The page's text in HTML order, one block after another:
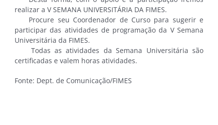
realizar a V SEMANA UNIVERSITÁRIA DA FIMES.
Procure seu Coordenador de Curso para sugerir e
participar das atividades de programação da V Semana
Universitária da FIMES.
Todas as atividades da Semana Universitária são
certificadas e valem horas atividades.
Fonte: Dept. de Comunicação/FIMES